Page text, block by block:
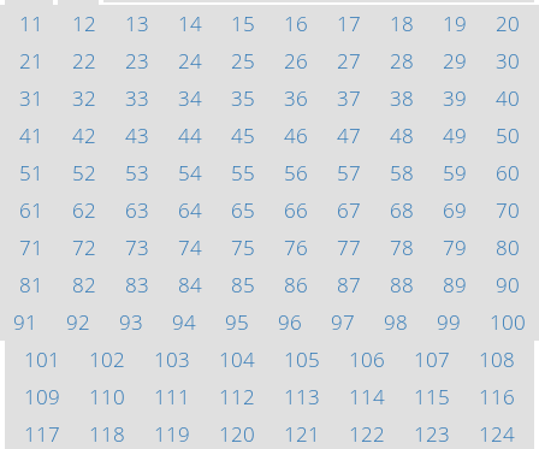
11
12 13 14 15 16 17 18 19
20
21
22 23 24 25 26 27 28 29
30
31
32 33 34 35 36 37 38 39
40
41
42 43 44 45 46 47 48 49
50
51
52 53 54 55 56 57 58 59
60
61
62 63 64 65 66 67 68 69
70
71
72 73 74 75 76 77 78 79
80
81
82 83 84 85 86 87 88 89
90
91
92 93 94 95 96 97 98 99
100
101
102 103 104 105 106 107
108
109
110 111 112 113 114 115
116
117
118 119 120 121 122 123
124